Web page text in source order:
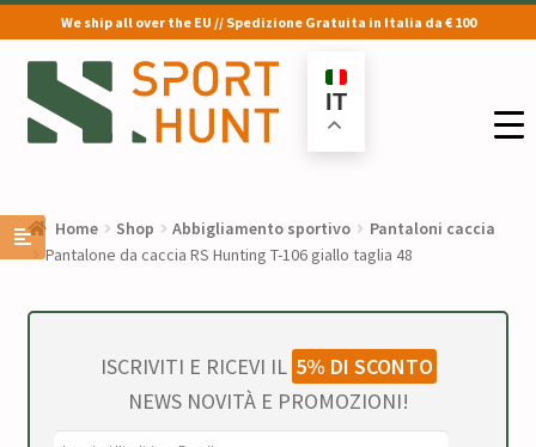
We ship all over the EU // Spedizione Gratuita in Italia da € 100
Vai
alla
navigazione
Vai
al
contenuto
IT
Home Shop Abbigliamento sportivo
Pantaloni caccia
Pantalone da caccia RS Hunting T-106 giallo taglia 48
ISCRIVITI E RICEVI IL 5% DI SCONTO
NEWS NOVITÀ E PROMOZIONI!